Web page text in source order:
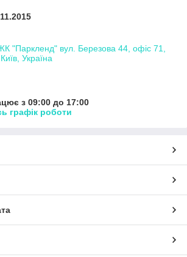
"Паркленд" вул. Березова 44, офіс 71,
Україна
з 09:00 до 17:00
графік роботи